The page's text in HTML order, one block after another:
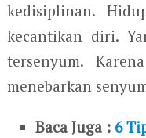
kedisiplinan.
kecantikan diri.
tersenyum.
menebarkan
Baca Juga : 6